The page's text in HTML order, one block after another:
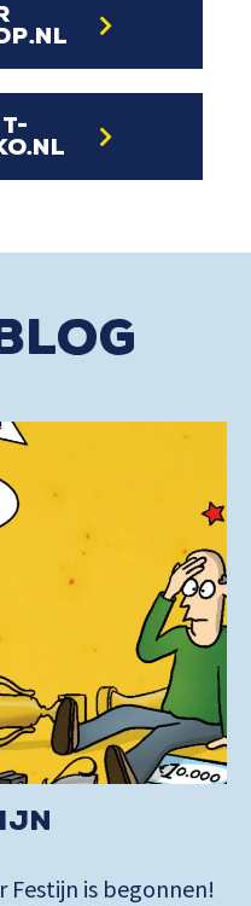
Festijn is begonnen!